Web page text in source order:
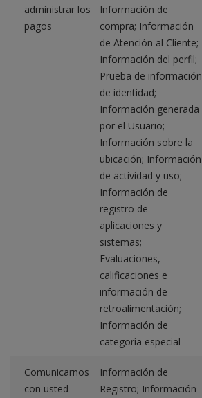
administrar los
pagos
Información de
compra; Información
de Atención al Cliente;
Información del perfil;
Prueba de información
de identidad;
Información generada
por el Usuario;
Información sobre la
ubicación; Información
de actividad y uso;
Información de
registro de
aplicaciones y
sistemas;
Evaluaciones,
calificaciones e
información de
retroalimentación;
Información de
categoría especial
Comunicarnos
con usted
Información de
Registro; Información